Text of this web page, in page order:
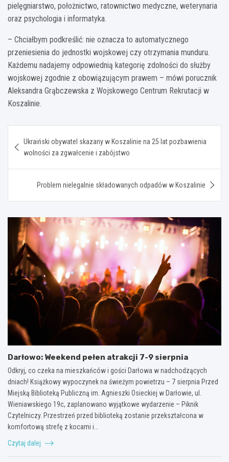
pielęgniarstwo, położnictwo, ratownictwo medyczne, weterynaria
oraz psychologia i informatyka.
– Chciałbym podkreślić: nie oznacza to automatycznego
przeniesienia do jednostki wojskowej czy otrzymania munduru.
Każdemu nadajemy odpowiednią kategorię zdolności do służby
wojskowej zgodnie z obowiązującym prawem – mówi porucznik
Aleksandra Grąbczewska z Wojskowego Centrum Rekrutacji w
Koszalinie.
wpisu
Ukraiński obywatel skazany w Koszalinie na 25 lat pozbawienia
wolności za zgwałcenie i zabójstwo
Problem nielegalnie składowanych odpadów w Koszalinie
Darłowo: Weekend pełen atrakcji 7-9 sierpnia
Odkryj, co czeka na mieszkańców i gości Darłowa w nadchodzących
dniach! Książkowy wypoczynek na świeżym powietrzu – 7 sierpnia Przed
Miejską Biblioteką Publiczną im. Agnieszki Osieckiej w Darłowie, ul.
Wieniawskiego 19c, zaplanowano wyjątkowe wydarzenie – Piknik
Czytelniczy. Przestrzeń przed biblioteką zostanie przekształcona w
komfortową strefę z kocami i…
Czytaj dalej